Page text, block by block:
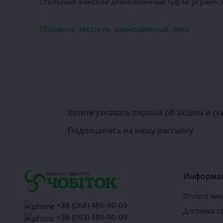
Украина, текстиль, разноцветный, лето
Хотите узнавать первым об акциях и
Подпишитесь на нашу рассылку
+38 (068) 486-90-09
+38 (093) 486-90-09
Оплата
Доставка